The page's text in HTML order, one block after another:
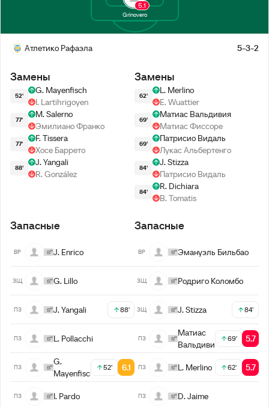
5.1
Grinovero
Атлетико Рафаэла 5-3-2
Замены
52'
G. Mayenfisch
I. Lartihrigoyen
77'
M. Salerno
Эмилиано Франко
77'
F. Tissera
Хосе Баррето
88'
J. Yangali
R. González
Замены
62'
L. Merlino
E. Wuattier
69'
Матиас Вальдивия
Матиас Фиссоре
69'
Патрисио Видаль
Лукас Альбертенго
84'
J. Stizza
Патрисио Видаль
84'
R. Dichiara
B. Tomatis
Запасные
ВР J. Enrico
ЗЩ G. Lillo
ПЗ J. Yangali 88'
ПЗ L. Pollacchi
ПЗ
G.
Mayenfisch
52' 6.1
ПЗ I. Pardo
Запасные
ВР Эмануэль Бильбао
ЗЩ Родриго Коломбо
ЗЩ J. Stizza 84'
ПЗ
Матиас
Вальдивия
69' 5.7
ПЗ L. Merlino 62' 5.7
ПЗ D. Jaime